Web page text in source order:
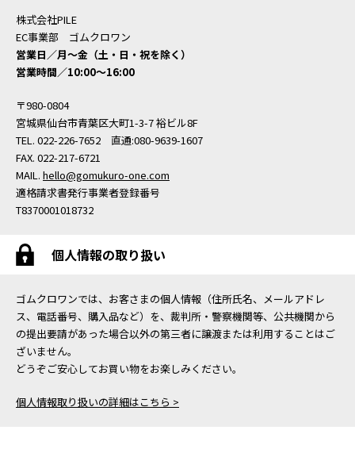
株式会社PILE
EC事業部 ゴムクロワン
営業日／月〜金（土・日・祝を除く）
営業時間／10:00〜16:00
〒980-0804
宮城県仙台市青葉区大町1-3-7 裕ビル8F
TEL. 022-226-7652 直通:080-9639-1607
FAX. 022-217-6721
MAIL. hello@gomukuro-one.com
適格請求書発行事業者登録番号
T8370001018732
個人情報の取り扱い
ゴムクロワンでは、お客さまの個人情報（住所氏名、メールアドレ
ス、電話番号、購入品など）を、裁判所・警察機関等、公共機関から
の提出要請があった場合以外の第三者に譲渡または利用することはご
ざいません。
どうぞご安心してお買い物をお楽しみください。
個人情報取り扱いの詳細はこちら >